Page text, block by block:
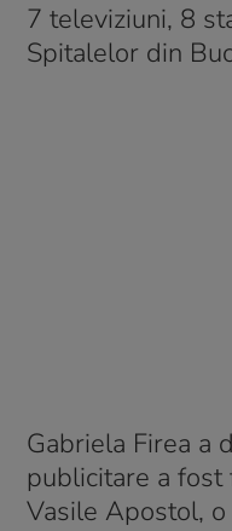
7 televiziuni, 8
Spitalelor din
Gabriela Firea a
publicitare a fost
Vasile Apostol,